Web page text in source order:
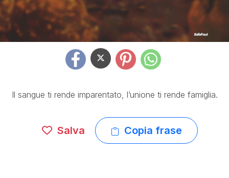
Il sangue ti rende imparentato, l’unione ti rende famiglia.
Salva Copia frase